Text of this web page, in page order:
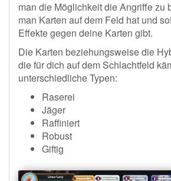
man die Möglichkeit die Angriffe zu
man Karten auf dem Feld hat und
Effekte gegen deine Karten gibt.
Die Karten beziehungsweise die
die für dich auf dem Schlachtfeld
unterschiedliche Typen:
Raserei
Jäger
Raffiniert
Robust
Giftig